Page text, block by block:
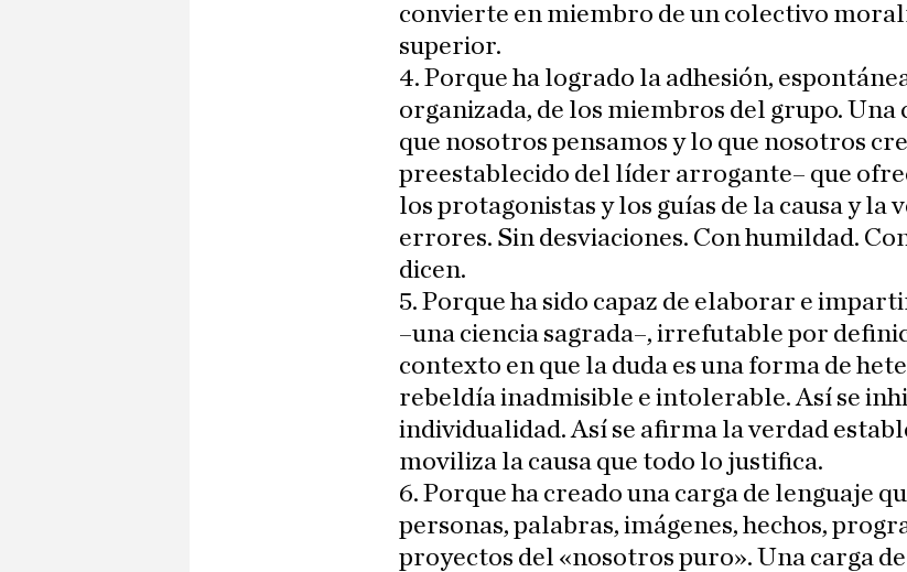
convierte en miembro de un colectivo
superior.
4. Porque ha logrado la adhesión,
organizada, de los miembros del grupo. Una
que nosotros pensamos y lo que nosotros
preestablecido del líder arrogante– que
los protagonistas y los guías de la causa y la
errores. Sin desviaciones. Con humildad.
dicen.
5. Porque ha sido capaz de elaborar e
–una ciencia sagrada–, irrefutable por
contexto en que la duda es una forma de
rebeldía inadmisible e intolerable. Así se
individualidad. Así se afirma la verdad
moviliza la causa que todo lo justifica.
6. Porque ha creado una carga de lenguaje
personas, palabras, imágenes, hechos,
proyectos del «nosotros puro». Una carga